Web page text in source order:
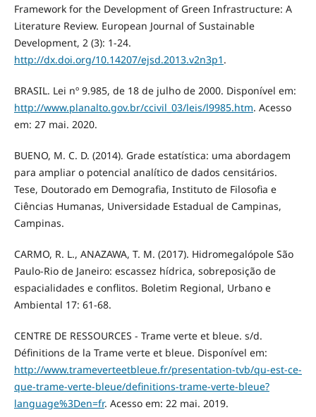
Framework for the Development of Green Infrastructure: A
Literature Review. European Journal of Sustainable
Development, 2 (3): 1-24.
http://dx.doi.org/10.14207/ejsd.2013.v2n3p1 .
BRASIL. Lei nº 9.985, de 18 de julho de 2000. Disponível em:
http://www.planalto.gov.br/ccivil_03/leis/l9985.htm. Acesso
em: 27 mai. 2020.
BUENO, M. C. D. (2014). Grade estatística: uma abordagem
para ampliar o potencial analítico de dados censitários.
Tese, Doutorado em Demografia, Instituto de Filosofia e
Ciências Humanas, Universidade Estadual de Campinas,
Campinas.
CARMO, R. L., ANAZAWA, T. M. (2017). Hidromegalópole São
Paulo-Rio de Janeiro: escassez hídrica, sobreposição de
espacialidades e conflitos. Boletim Regional, Urbano e
Ambiental 17: 61-68.
CENTRE DE RESSOURCES - Trame verte et bleue. s/d.
Définitions de la Trame verte et bleue. Disponível em:
http://www.trameverteetbleue.fr/presentation-tvb/qu-est-ce-
que-trame-verte-bleue/definitions-trame-verte-bleue?
language%3Den=fr. Acesso em: 22 mai. 2019.